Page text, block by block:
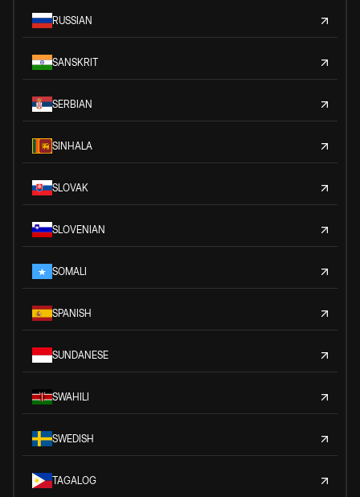
RUSSIAN
SANSKRIT
SERBIAN
SINHALA
SLOVAK
SLOVENIAN
SOMALI
SPANISH
SUNDANESE
SWAHILI
SWEDISH
TAGALOG